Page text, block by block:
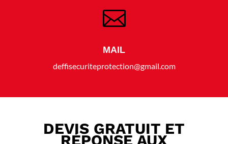

MAIL
deffisecuriteprotection@gmail.com
DEVIS GRATUIT ET
RÉPONSE AUX